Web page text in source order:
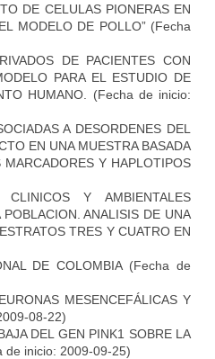
DE CELULAS PIONERAS EN
MODELO DE POLLO”(Fecha
DE PACIENTES CON
PARA EL ESTUDIO DE
HUMANO.
(Fecha de inicio:
A DESORDENES DEL
EN UNA MUESTRA BASADA
Y HAPLOTIPOS
Y AMBIENTALES
ANALISIS DE UNA
TRES Y CUATRO EN
DE COLOMBIA(Fecha de
MESENCEFÁLICAS Y
08-22)
DEL GEN PINK1 SOBRE LA
de inicio: 2009-09-25)